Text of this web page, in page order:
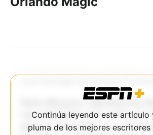
Continúa leyendo este artículo
pluma de los mejores